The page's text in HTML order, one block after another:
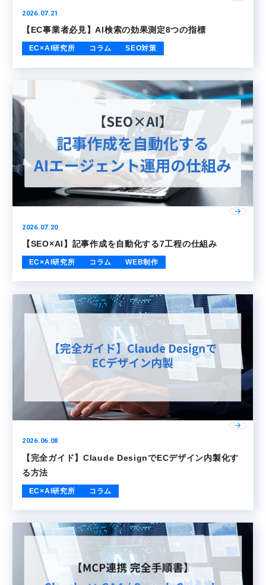
2026.07.21
【EC事業者必見】AI検索の効果測定8つの指標
EC×AI研究所 コラム SEO対策
2026.07.20
【SEO×AI】記事作成を自動化する7工程の仕組み
EC×AI研究所 コラム WEB制作
2026.06.08
【完全ガイド】Claude DesignでECデザイン内製化す
る方法
EC×AI研究所 コラム